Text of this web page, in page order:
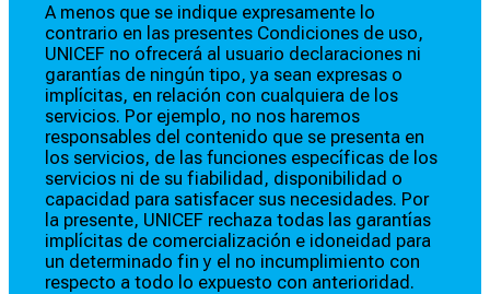
A menos que se indique expresamente lo
contrario en las presentes Condiciones de uso,
UNICEF no ofrecerá al usuario declaraciones ni
garantías de ningún tipo, ya sean expresas o
implícitas, en relación con cualquiera de los
servicios. Por ejemplo, no nos haremos
responsables del contenido que se presenta en
los servicios, de las funciones específicas de los
servicios ni de su fiabilidad, disponibilidad o
capacidad para satisfacer sus necesidades. Por
la presente, UNICEF rechaza todas las garantías
implícitas de comercialización e idoneidad para
un determinado fin y el no incumplimiento con
respecto a todo lo expuesto con anterioridad.